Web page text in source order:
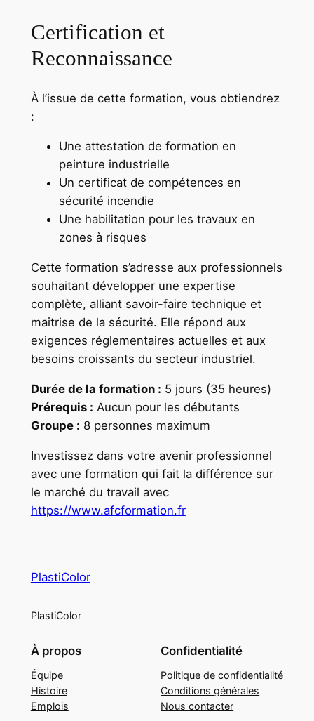
Certification et
Reconnaissance
À l’issue de cette formation, vous obtiendrez
:
Une attestation de formation en
peinture industrielle
Un certificat de compétences en
sécurité incendie
Une habilitation pour les travaux en
zones à risques
Cette formation s’adresse aux professionnels
souhaitant développer une expertise
complète, alliant savoir-faire technique et
maîtrise de la sécurité. Elle répond aux
exigences réglementaires actuelles et aux
besoins croissants du secteur industriel.
Durée de la formation : 5 jours (35 heures)
Prérequis : Aucun pour les débutants
Groupe : 8 personnes maximum
Investissez dans votre avenir professionnel
avec une formation qui fait la différence sur
le marché du travail avec
https://www.afcformation.fr
PlastiColor
PlastiColor
À propos
Équipe
Histoire
Emplois
Confidentialité
Politique de confidentialité
Conditions générales
Nous contacter